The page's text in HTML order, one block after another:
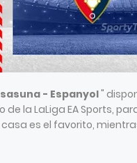
- Espanyol"
la LaLiga EA Sports,
casa es el favorito,